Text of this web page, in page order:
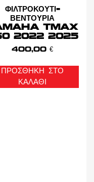
ΦΙΛΤΡΟΚΟΥΤΙ-
ΒΕΝΤΟΥΡΙΑ
TMAX
2022 2025
400,00 €
ΠΡΟΣΘΉΚΗ ΣΤΟ
ΚΑΛΆΘΙ